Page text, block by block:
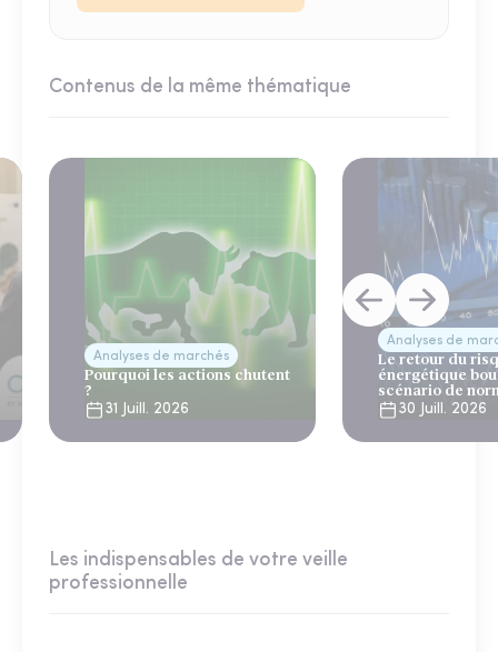
Contenus de la même thématique
Analyses de marchés
Pourquoi les actions chutent
?
31 Juill. 2026
Analyses de
Le retour du
énergétique
scénario de
30 Juill. 2026
Les indispensables de votre veille
professionnelle